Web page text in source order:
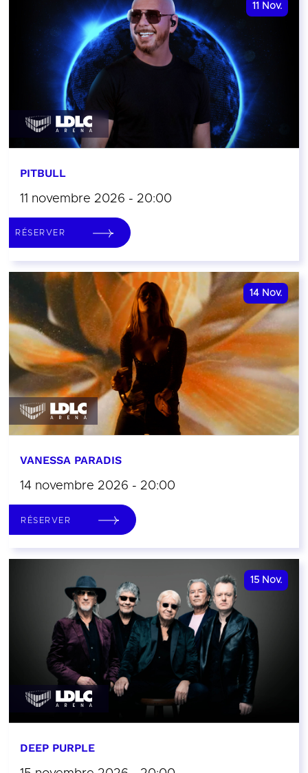
11 Nov.
PITBULL
11 novembre 2026 - 20:00
RÉSERVER
14 Nov.
VANESSA PARADIS
14 novembre 2026 - 20:00
RÉSERVER
15 Nov.
DEEP PURPLE